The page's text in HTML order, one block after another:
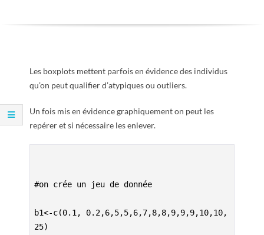
I
Les boxplots mettent parfois en évidence des individus
qu’on peut qualifier d’atypiques ou outliers.
Un fois mis en évidence graphiquement on peut les
repérer et si nécessaire les enlever.
#on crée un jeu de donnée
b1<-c(0.1, 0.2,6,5,5,6,7,8,8,9,9,9,10,10,
25)